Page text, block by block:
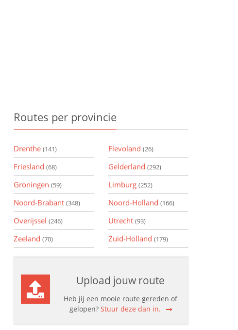
Routes per provincie
Drenthe (141) Flevoland (26)
Friesland (68) Gelderland (292)
Groningen (59) Limburg (252)
Noord-Brabant (348) Noord-Holland (166)
Overijssel (246) Utrecht (93)
Zeeland (70) Zuid-Holland (179)
Upload jouw route
Heb jij een mooie route gereden of
gelopen? Stuur deze dan in.